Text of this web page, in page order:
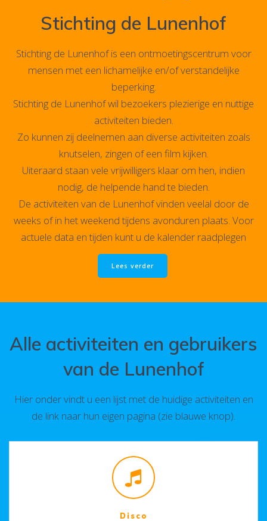
Stichting de Lunenhof
Stichting de Lunenhof is een ontmoetingscentrum voor
mensen met een lichamelijke en/of verstandelijke
beperking.
Stichting de Lunenhof wil bezoekers plezierige en nuttige
activiteiten bieden.
Zo kunnen zij deelnemen aan diverse activiteiten zoals
knutselen, zingen of een film kijken.
Uiteraard staan vele vrijwilligers klaar om hen, indien
nodig, de helpende hand te bieden.
De activiteiten van de Lunenhof vinden veelal door de
weeks of in het weekend tijdens avonduren plaats. Voor
actuele data en tijden kunt u de kalender raadplegen
Lees verder
Alle activiteiten en gebruikers
van de Lunenhof
Hier onder vindt u een lijst met de huidige activiteiten en
de link naar hun eigen pagina (zie blauwe knop).
Disco